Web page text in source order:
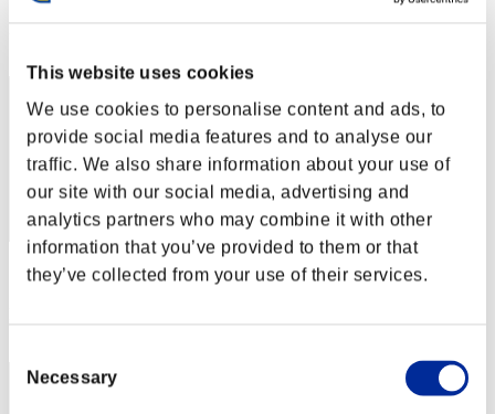
This website uses cookies
We use cookies to personalise content and ads, to
provide social media features and to analyse our
traffic. We also share information about your use of
our site with our social media, advertising and
analytics partners who may combine it with other
information that you’ve provided to them or that
they’ve collected from your use of their services.
Selection
Necessary
RANK
スコア: -